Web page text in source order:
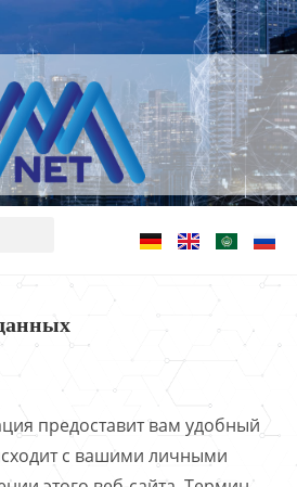
предоставит вам удобный
с вашими личными